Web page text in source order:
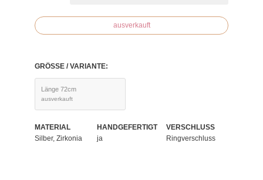
ausverkauft
GRÖSSE / VARIANTE:
Länge 72cm
ausverkauft
MATERIAL
Silber, Zirkonia
HANDGEFERTIGT
ja
VERSCHLUSS
Ringverschluss